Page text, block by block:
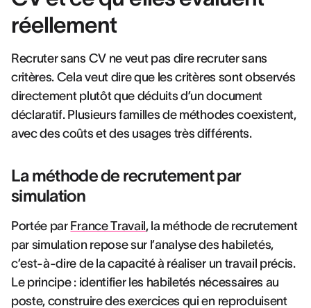
réellement
Recruter sans CV ne veut pas dire recruter sans
critères. Cela veut dire que les critères sont observés
directement plutôt que déduits d’un document
déclaratif. Plusieurs familles de méthodes coexistent,
avec des coûts et des usages très différents.
La méthode de recrutement par
simulation
Portée par France Travail, la méthode de recrutement
par simulation repose sur l’analyse des habiletés,
c’est-à-dire de la capacité à réaliser un travail précis.
Le principe : identifier les habiletés nécessaires au
poste, construire des exercices qui en reproduisent